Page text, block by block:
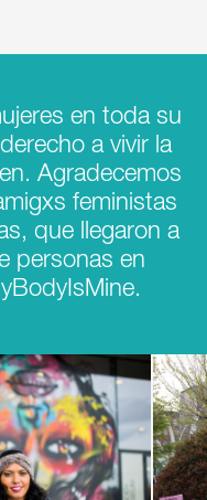
en toda su
a vivir la
Agradecemos
feministas
que llegaron a
personas en